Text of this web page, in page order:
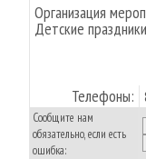
Организация
Детские
Телефоны:
Сообщите нам
обязательно, если есть
ошибка: